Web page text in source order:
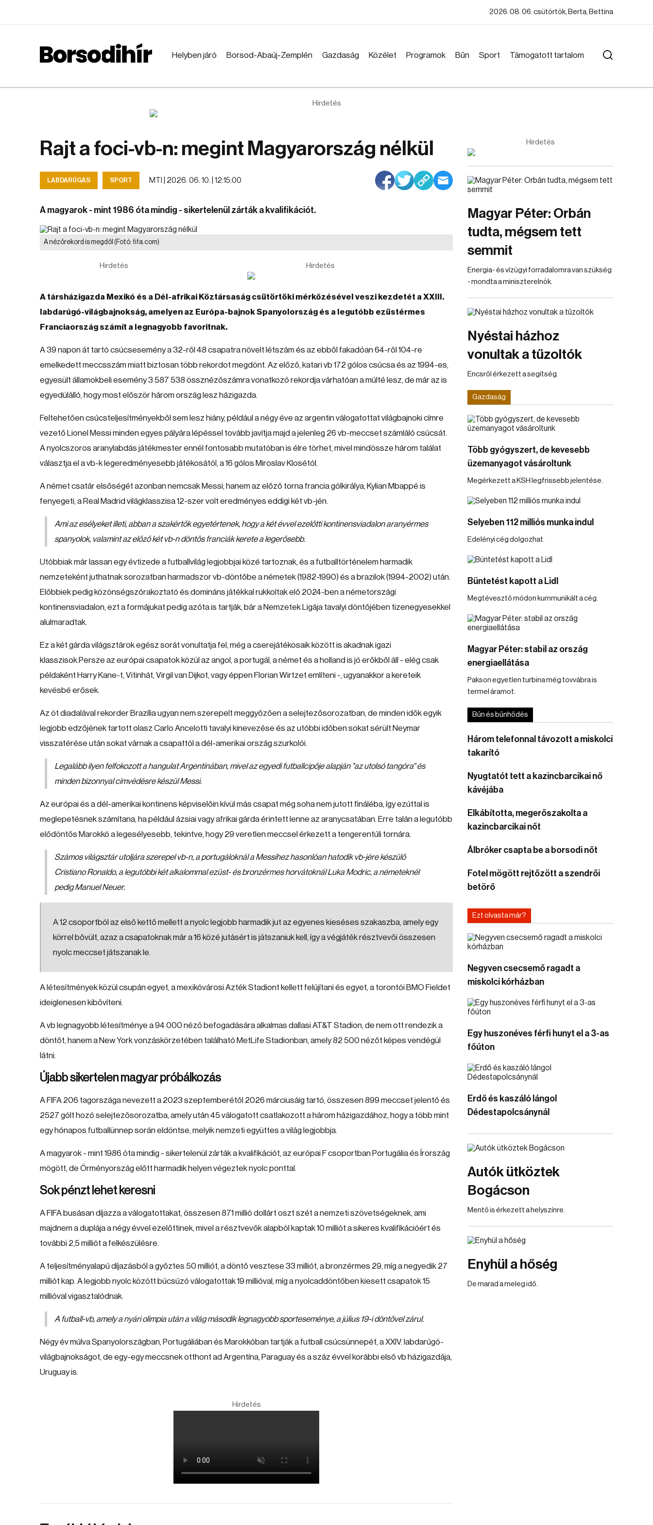
2026. 08. 06. csütörtök, Berta, Bettina
Helyben járó Borsod-Abaúj-Zemplén Gazdaság Közélet Programok Bűn Sport Támogatott tartalom
Hirdetés
Rajt a foci-vb-n: megint Magyarország nélkül
LABDARÚGÁS SPORT MTI | 2026. 06. 10. | 12:15:00
A magyarok - mint 1986 óta mindig - sikertelenül zárták a kvalifikációt.
A nézőrekord is megdől (Fotó: fifa.com)
Hirdetés Hirdetés
A társházigazda Mexikó és a Dél-afrikai Köztársaság csütörtöki mérkőzésével veszi kezdetét a XXIII.
labdarúgó-világbajnokság, amelyen az Európa-bajnok Spanyolország és a legutóbb ezüstérmes
Franciaország számít a legnagyobb favoritnak.
A 39 napon át tartó csúcsesemény a 32-ről 48 csapatra növelt létszám és az ebből fakadóan 64-ről 104-re
emelkedett meccsszám miatt biztosan több rekordot megdönt. Az előző, katari vb 172 gólos csúcsa és az 1994-es,
egyesült államokbeli esemény 3 587 538 össznézőszámra vonatkozó rekordja várhatóan a múlté lesz, de már az is
egyedülálló, hogy most először három ország lesz házigazda.
Feltehetően csúcsteljesítményekből sem lesz hiány, például a négy éve az argentin válogatottat világbajnoki címre
vezető Lionel Messi minden egyes pályára lépéssel tovább javítja majd a jelenleg 26 vb-meccset számláló csúcsát.
A nyolcszoros aranylabdás játékmester ennél fontosabb mutatóban is élre törhet, mivel mindössze három találat
választja el a vb-k legeredményesebb játékosától, a 16 gólos Miroslav Klosétól.
A német csatár elsőségét azonban nemcsak Messi, hanem az előző torna francia gólkirálya, Kylian Mbappé is
fenyegeti, a Real Madrid világklasszisa 12-szer volt eredményes eddigi két vb-jén.
Ami az esélyeket illeti, abban a szakértők egyetértenek, hogy a két évvel ezelőtti kontinensviadalon aranyérmes
spanyolok, valamint az előző két vb-n döntős franciák kerete a legerősebb.
Utóbbiak már lassan egy évtizede a futballvilág legjobbjai közé tartoznak, és a futballtörténelem harmadik
nemzeteként juthatnak sorozatban harmadszor vb-döntőbe a németek (1982-1990) és a brazilok (1994-2002) után.
Előbbiek pedig közönségszórakoztató és domináns játékkal rukkoltak elő 2024-ben a németországi
kontinensviadalon, ezt a formájukat pedig azóta is tartják, bár a Nemzetek Ligája tavalyi döntőjében tizenegyesekkel
alulmaradtak.
Ez a két gárda világsztárok egész sorát vonultatja fel, még a cserejátékosaik között is akadnak igazi
klasszisok.Persze az európai csapatok közül az angol, a portugál, a német és a holland is jó erőkből áll - elég csak
példaként Harry Kane-t, Vitinhát, Virgil van Dijkot, vagy éppen Florian Wirtzet említeni -, ugyanakkor a kereteik
kevésbé erősek.
Az öt diadalával rekorder Brazília ugyan nem szerepelt meggyőzően a selejtezősorozatban, de minden idők egyik
legjobb edzőjének tartott olasz Carlo Ancelotti tavalyi kinevezése és az utóbbi időben sokat sérült Neymar
visszatérése után sokat várnak a csapattól a dél-amerikai ország szurkolói.
Legalább ilyen felfokozott a hangulat Argentínában, mivel az egyedi futballcipője alapján "az utolsó tangóra"és
minden bizonnyal címvédésre készül Messi.
Az európai és a dél-amerikai kontinens képviselőin kívül más csapat még soha nem jutott fináléba, így ezúttal is
meglepetésnek számítana, ha például ázsiai vagy afrikai gárda érintett lenne az aranycsatában. Erre talán a legutóbb
elődöntős Marokkó a legesélyesebb, tekintve, hogy 29 veretlen meccsel érkezett a tengerentúli tornára.
Számos világsztár utoljára szerepel vb-n, a portugáloknál a Messihez hasonlóan hatodik vb-jére készülő
Cristiano Ronaldo, a legutóbbi két alkalommal ezüst- és bronzérmes horvátoknál Luka Modric, a németeknél
pedig Manuel Neuer.
A 12 csoportból az első kettő mellett a nyolc legjobb harmadik jut az egyenes kieséses szakaszba, amely egy
körrel bővült, azaz a csapatoknak már a 16 közé jutásért is játszaniuk kell, így a végjáték résztvevői összesen
nyolc meccset játszanak le.
A létesítmények közül csupán egyet, a mexikóvárosi Azték Stadiont kellett felújítani és egyet, a torontói BMO Fieldet
ideiglenesen kibővíteni.
A vb legnagyobb létesítménye a 94 000 néző befogadására alkalmas dallasi AT&T Stadion, de nem ott rendezik a
döntőt, hanem a New York vonzáskörzetében található MetLife Stadionban, amely 82 500 nézőt képes vendégül
látni.
Újabb sikertelen magyar próbálkozás
A FIFA 206 tagországa nevezett a 2023 szeptemberétől 2026 márciusáig tartó, összesen 899 meccset jelentő és
2527 gólt hozó selejtezősorozatba, amely után 45 válogatott csatlakozott a három házigazdához, hogy a több mint
egy hónapos futballünnep során eldöntse, melyik nemzeti együttes a világ legjobbja.
A magyarok - mint 1986 óta mindig - sikertelenül zárták a kvalifikációt, az európai F csoportban Portugália és Írország
mögött, de Örményország előtt harmadik helyen végeztek nyolc ponttal.
Sok pénzt lehet keresni
A FIFA busásan díjazza a válogatottakat, összesen 871 millió dollárt oszt szét a nemzeti szövetségeknek, ami
majdnem a duplája a négy évvel ezelőttinek, mivel a résztvevők alapból kaptak 10 milliót a sikeres kvalifikációért és
további 2,5 milliót a felkészülésre.
A teljesítményalapú díjazásból a győztes 50 milliót, a döntő vesztese 33 milliót, a bronzérmes 29, míg a negyedik 27
milliót kap. A legjobb nyolc között búcsúzó válogatottak 19 millióval, míg a nyolcaddöntőben kiesett csapatok 15
millióval vigasztalódnak.
A futball-vb, amely a nyári olimpia után a világ második legnagyobb sporteseménye, a július 19-i döntővel zárul.
Négy év múlva Spanyolországban, Portugáliában és Marokkóban tartják a futball csúcsünnepét, a XXIV. labdarúgó-
világbajnokságot, de egy-egy meccsnek otthont ad Argentína, Paraguay és a száz évvel korábbi első vb házigazdája,
Uruguay is.
Hirdetés
Hirdetés
Magyar Péter: Orbán
tudta, mégsem tett
semmit
Energia- és vízügyi forradalomra van szükség
- mondta a miniszterelnök.
Nyéstai házhoz
vonultak a tűzoltók
Encsről érkezett a segítség.
Gazdaság
Több gyógyszert, de kevesebb
üzemanyagot vásároltunk
Megérkezett a KSH legfrissebb jelentése.
Selyeben 112 milliós munka indul
Edelényi cég dolgozhat.
Büntetést kapott a Lidl
Megtévesztő módon kummunikált a cég.
Magyar Péter: stabil az ország
energiaellátása
Pakson egyetlen turbina még tovvábra is
termel áramot.
Bűn és bűnhődés
Három telefonnal távozott a miskolci
takarító
Nyugtatót tett a kazincbarcikai nő
kávéjába
Elkábította, megerőszakolta a
kazincbarcikai nőt
Álbróker csapta be a borsodi nőt
Fotel mögött rejtőzött a szendrői
betörő
Ezt olvasta már?
Negyven csecsemő ragadt a
miskolci kórházban
Egy huszonéves férfi hunyt el a 3-as
főúton
Erdő és kaszáló lángol
Dédestapolcsánynál
Autók ütköztek
Bogácson
Mentő is érkezett a helyszínre.
Enyhül a hőség
De marad a meleg idő.